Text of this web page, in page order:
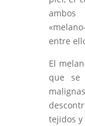
entre
El
que se
tejidos y